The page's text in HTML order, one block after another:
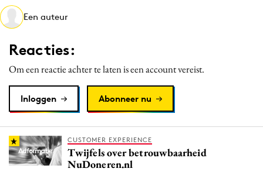
Media
Merkstrategie
PR
Programmatic
Reputatie & crisis
Een auteur
Reacties:
Om een reactie achter te laten is een account vereist.
Inloggen Abonneer nu
CUSTOMER EXPERIENCE
Twijfels over betrouwbaarheid
NuDoneren.nl